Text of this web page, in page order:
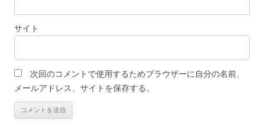
サイト
次回のコメントで使用するためブラウザーに自分の名前、
メールアドレス、サイトを保存する。